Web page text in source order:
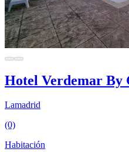
Hotel Verdemar By
Lamadrid
(0)
Habitación